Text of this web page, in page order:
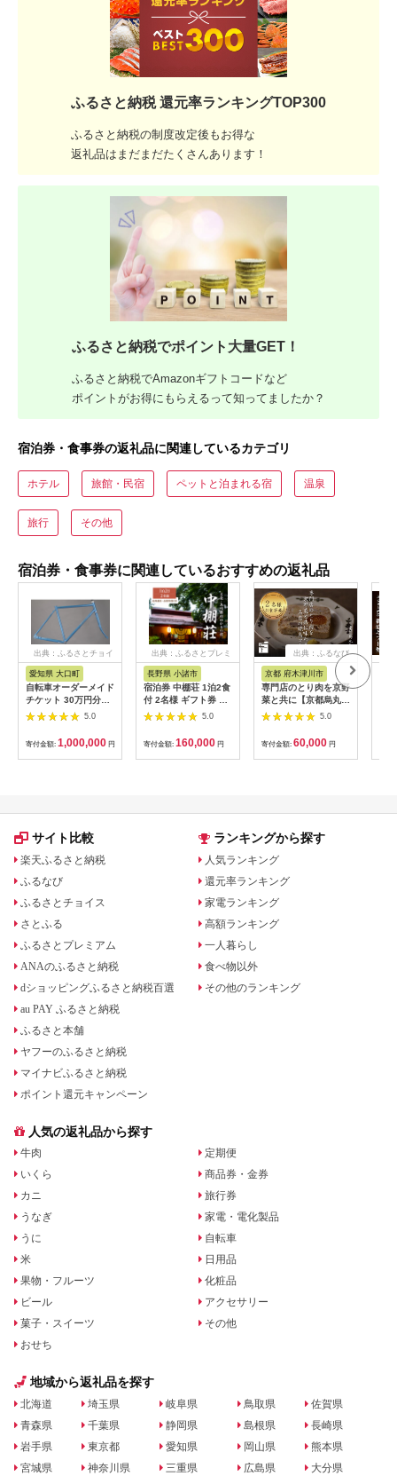
ふるさと納税 還元率ランキングTOP300
ふるさと納税の制度改定後もお得な
返礼品はまだまだたくさんあります！
ふるさと納税でポイント大量GET！
ふるさと納税でAmazonギフトコードなど
ポイントがお得にもらえるって知ってましたか？
宿泊券・食事券の返礼品に関連しているカテゴリ
ホテル 旅館・民宿 ペットと泊まれる宿 温泉
旅行 その他
宿泊券・食事券に関連しているおすすめの返礼品
出典：ふるさとチョイ
愛知県 大口町
自転車オーダーメイド
チケット 30万円分
【1360365】
5.0
寄付金額: 1,000,000 円
出典：ふるさとプレミ
長野県 小諸市
宿泊券 中棚荘 1泊2食
付 2名様 ギフト券 チ
ケット 券 宿泊 旅行
5.0
寄付金額: 160,000 円
出典：ふるなび
京都 府木津川市
専門店のとり肉を京野
菜と共に【京都烏丸御
池】で味わう2名様焼
鳥コースお食事券
5.0
寄付金額: 60,000 円
サイト比較
楽天ふるさと納税
ふるなび
ふるさとチョイス
さとふる
ふるさとプレミアム
ANAのふるさと納税
dショッピングふるさと納税百選
au PAY ふるさと納税
ふるさと本舗
ヤフーのふるさと納税
マイナビふるさと納税
ポイント還元キャンペーン
ランキングから探す
人気ランキング
還元率ランキング
家電ランキング
高額ランキング
一人暮らし
食べ物以外
その他のランキング
人気の返礼品から探す
牛肉
いくら
カニ
うなぎ
うに
米
果物・フルーツ
ビール
菓子・スイーツ
おせち
定期便
商品券・金券
旅行券
家電・電化製品
自転車
日用品
化粧品
アクセサリー
その他
地域から返礼品を探す
北海道
青森県
岩手県
宮城県
埼玉県
千葉県
東京都
神奈川県
岐阜県
静岡県
愛知県
三重県
鳥取県
島根県
岡山県
広島県
佐賀県
長崎県
熊本県
大分県